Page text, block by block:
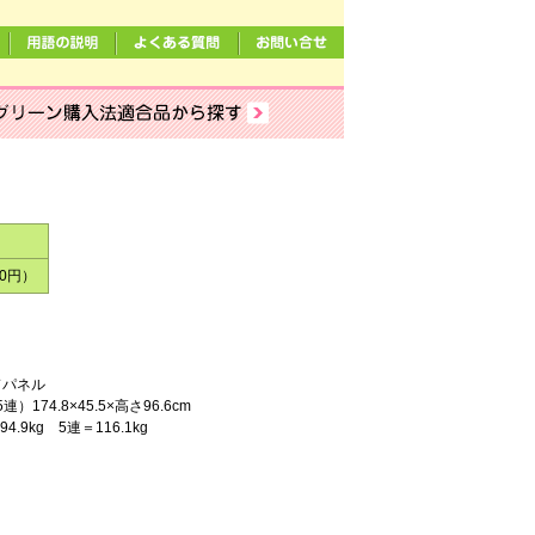
）
ネル
）174.8×45.5×高さ96.6cm
5連＝116.1kg